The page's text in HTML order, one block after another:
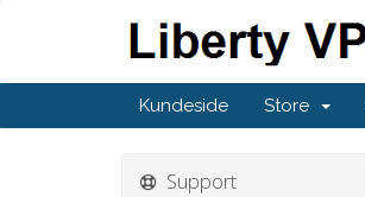
Kundeside Store
Support